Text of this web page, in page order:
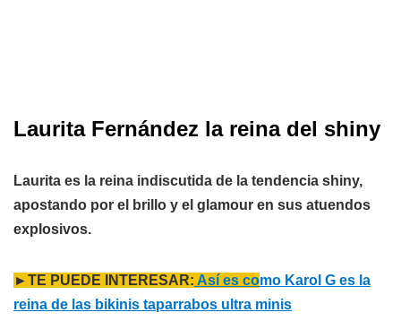
Laurita Fernández la reina del shiny
Laurita es la reina indiscutida de la tendencia shiny,
apostando por el brillo y el glamour en sus atuendos
explosivos.
►TE PUEDE INTERESAR: Así es como Karol G es la
reina de las bikinis taparrabos ultra minis